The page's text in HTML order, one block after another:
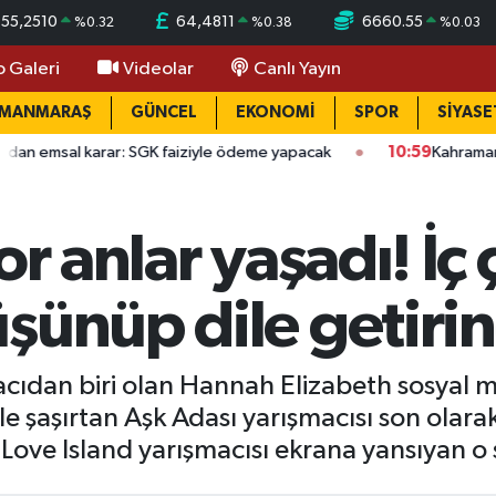
55,2510 %0.32 64,4811 %0.38 6660.55 %0.03
Galeri Videolar Canlı Yayın
GÜNCEL EKONOMİ SPOR
faiziyle ödeme yapacak 10:59Kahramanmaraş’ta miras
anlar yaşadı! İç
dile
biri olan Hannah Elizabeth sosyal
Aşk Adası yarışmacısı son
Island yarışmacısı ekrana yansıyan